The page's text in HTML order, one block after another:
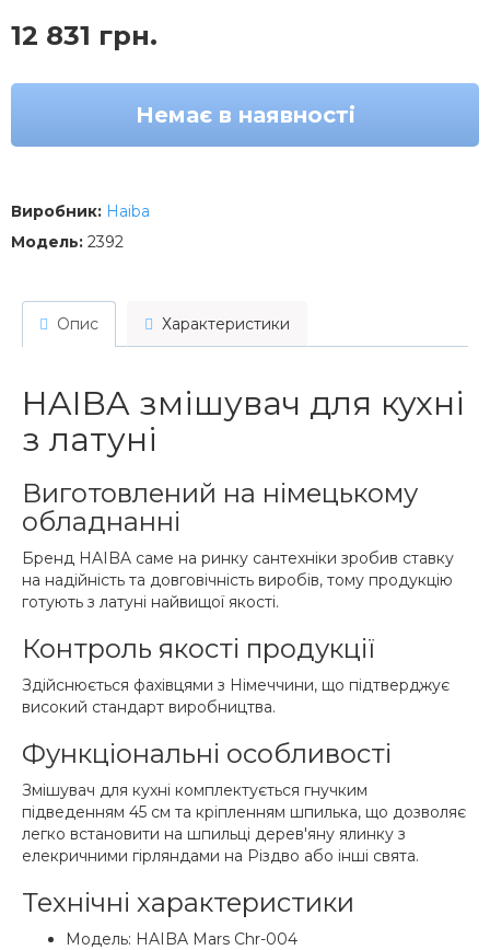
12 831 грн.
Немає в наявності
Виробник: Haiba
Модель: 2392
Опис Характеристики
HAIBA змішувач для кухні
з латуні
Виготовлений на німецькому
обладнанні
Бренд HAIBA саме на ринку сантехніки зробив ставку
на надійність та довговічність виробів, тому продукцію
готують з латуні найвищої якості.
Контроль якості продукції
Здійснюється фахівцями з Німеччини, що підтверджує
високий стандарт виробництва.
Функціональні особливості
Змішувач для кухні комплектується гнучким
підведенням 45 см та кріпленням шпилька, що дозволяє
легко встановити на шпильці дерев'яну ялинку з
елекричними гірляндами на Різдво або інші свята.
Технічні характеристики
Модель: HAIBA Mars Chr-004